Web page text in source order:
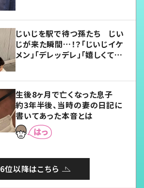
じいじを駅で待つ孫たち じい
じが来た瞬間…！？「じいじイケ
メン」「デレッデレ」「嬉しくて可
生後8ヶ月で亡くなった息子
約3年半後、当時の妻の日記に
書いてあった本音とは
6位以降はこちら